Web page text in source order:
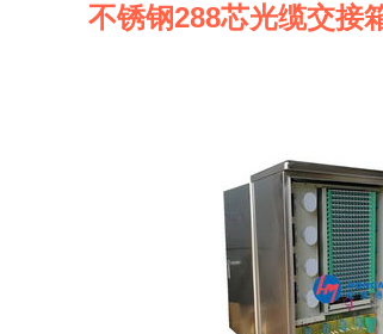
不锈钢288芯光缆交接